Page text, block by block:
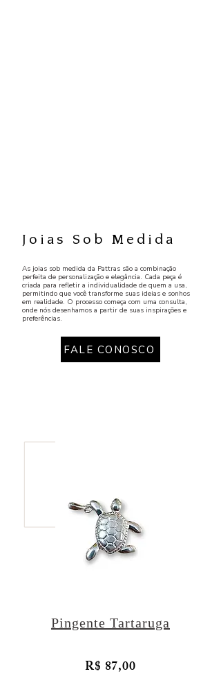
Joias Sob Medida
As joias sob medida da Pattras são a combinação
perfeita de personalização e elegância. Cada peça é
criada para refletir a individualidade de quem a usa,
permitindo que você transforme suas ideias e sonhos
em realidade. O processo começa com uma consulta,
onde nós desenhamos a partir de suas inspirações e
preferências.
FALE CONOSCO
Pingente Tartaruga
R$ 87,00